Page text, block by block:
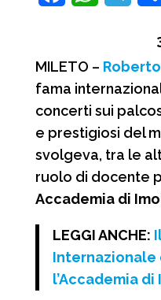
e
o
k
t
A
p
e
r
a
m
MILETO –
fama
concerti sui
e prestigiosi del
svolgeva, tra le
ruolo di docente
Accademia di
LEGGI ANCHE:
Internazionale
l’Accademia di